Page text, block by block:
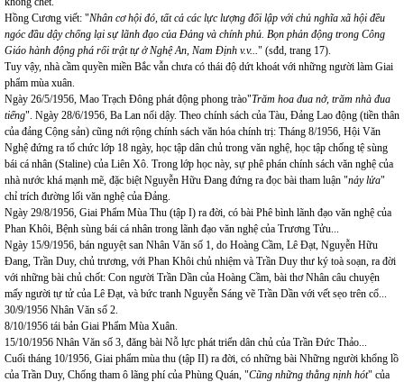
Hồng Cương viết: "Nhân cơ hội đó, tất cả các lực lượng đối lập với chủ nghĩa xã hội đều
ngóc đầu dậy chống lại sự lãnh đạo của Đảng và chính phủ. Bọn phản động trong Công
Giáo hành động phá rối trật tự ở Nghệ An, Nam Định v.v..." (sđd, trang 17).
Tuy vậy, nhà cầm quyền miền Bắc vẫn chưa có thái độ dứt khoát với những người làm Giai
phẩm mùa xuân.
Ngày 26/5/1956, Mao Trạch Đông phát động phong trào"Trăm hoa đua nở, trăm nhà đua
tiếng". Ngày 28/6/1956, Ba Lan nổi dậy. Theo chính sách của Tàu, Đảng Lao động (tiền thân
của đảng Cộng sản) cũng nới rộng chính sách văn hóa chính trị: Tháng 8/1956, Hội Văn
Nghệ đứng ra tổ chức lớp 18 ngày, học tập dân chủ trong văn nghệ, học tập chống tệ sùng
bái cá nhân (Staline) của Liên Xô. Trong lớp học này, sự phê phán chính sách văn nghệ của
nhà nước khá mạnh mẽ, đặc biệt Nguyễn Hữu Đang đứng ra đọc bài tham luận "nảy lửa"
chỉ trích đường lối văn nghệ của Đảng.
Ngày 29/8/1956, Giai Phẩm Mùa Thu (tập I) ra đời, có bài Phê bình lãnh đạo văn nghệ của
Phan Khôi, Bệnh sùng bái cá nhân trong lãnh đạo văn nghệ của Trương Tửu...
Ngày 15/9/1956, bán nguyệt san Nhân Văn số 1, do Hoàng Cầm, Lê Đạt, Nguyễn Hữu
Đang, Trần Duy, chủ trương, với Phan Khôi chủ nhiệm và Trần Duy thư ký toà soạn, ra đời
với những bài chủ chốt: Con người Trần Dần của Hoàng Cầm, bài thơ Nhân câu chuyện
mấy người tự tử của Lê Đạt, và bức tranh Nguyễn Sáng vẽ Trần Dần với vết sẹo trên cổ...
30/9/1956 Nhân Văn số 2.
8/10/1956 tái bản Giai Phẩm Mùa Xuân.
15/10/1956 Nhân Văn số 3, đăng bài Nỗ lực phát triển dân chủ của Trần Đức Thảo...
Cuối tháng 10/1956, Giai phẩm mùa thu (tập II) ra đời, có những bài Những người khổng lồ
của Trần Duy, Chống tham ô lãng phí của Phùng Quán, "Cũng những thằng nịnh hót" của